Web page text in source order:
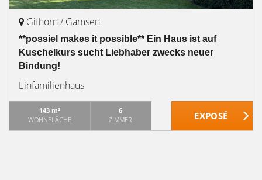
Gifhorn / Gamsen
**possiel makes it possible** Ein Haus ist auf
Kuschelkurs sucht Liebhaber zwecks neuer
Bindung!
Einfamilienhaus
143 m²
WOHNFLÄCHE
6
ZIMMER